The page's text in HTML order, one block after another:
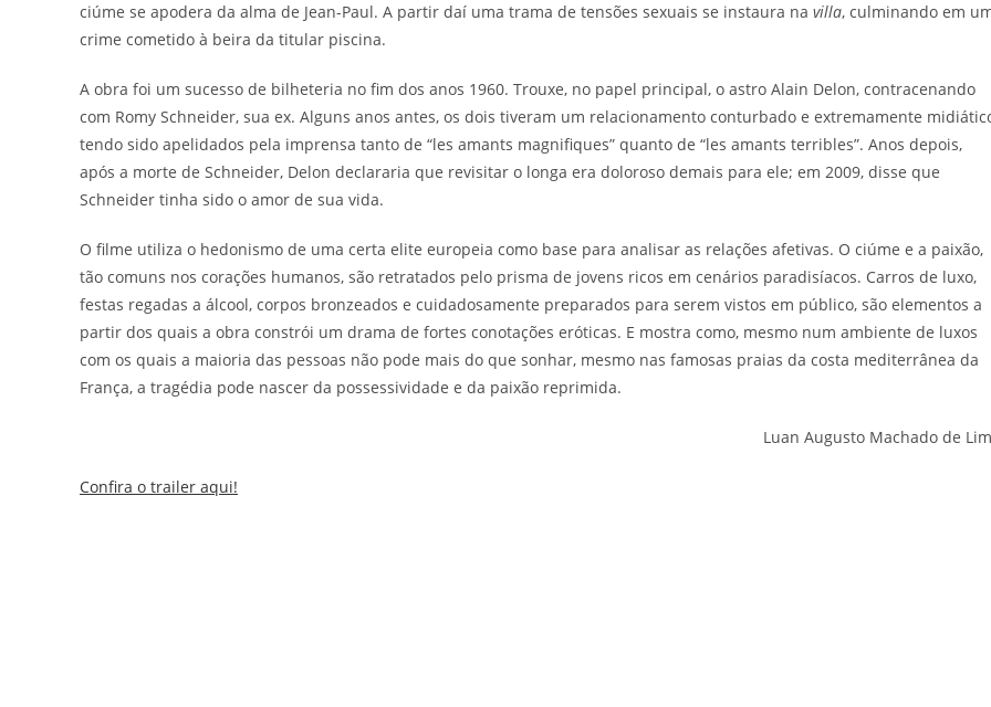
ciúme se apodera da alma de Jean-Paul. A partir daí uma trama de tensões sexuais se instaura na villa, culminando em
crime cometido à beira da titular piscina.
A obra foi um sucesso de bilheteria no fim dos anos 1960. Trouxe, no papel principal, o astro Alain Delon, contracenando
com Romy Schneider, sua ex. Alguns anos antes, os dois tiveram um relacionamento conturbado e extremamente
tendo sido apelidados pela imprensa tanto de “les amants magnifiques” quanto de “les amants terribles”. Anos depois,
após a morte de Schneider, Delon declararia que revisitar o longa era doloroso demais para ele; em 2009, disse que
Schneider tinha sido o amor de sua vida.
O filme utiliza o hedonismo de uma certa elite europeia como base para analisar as relações afetivas. O ciúme e a paixão,
tão comuns nos corações humanos, são retratados pelo prisma de jovens ricos em cenários paradisíacos. Carros de luxo,
festas regadas a álcool, corpos bronzeados e cuidadosamente preparados para serem vistos em público, são elementos a
partir dos quais a obra constrói um drama de fortes conotações eróticas. E mostra como, mesmo num ambiente de luxos
com os quais a maioria das pessoas não pode mais do que sonhar, mesmo nas famosas praias da costa mediterrânea da
França, a tragédia pode nascer da possessividade e da paixão reprimida.
Luan Augusto Machado de
Confira o trailer aqui!